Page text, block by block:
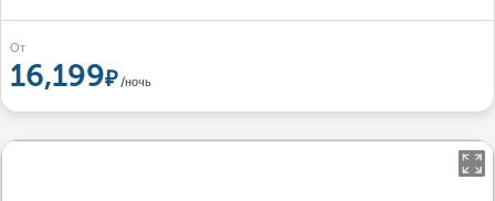
От
16,199 /ночь